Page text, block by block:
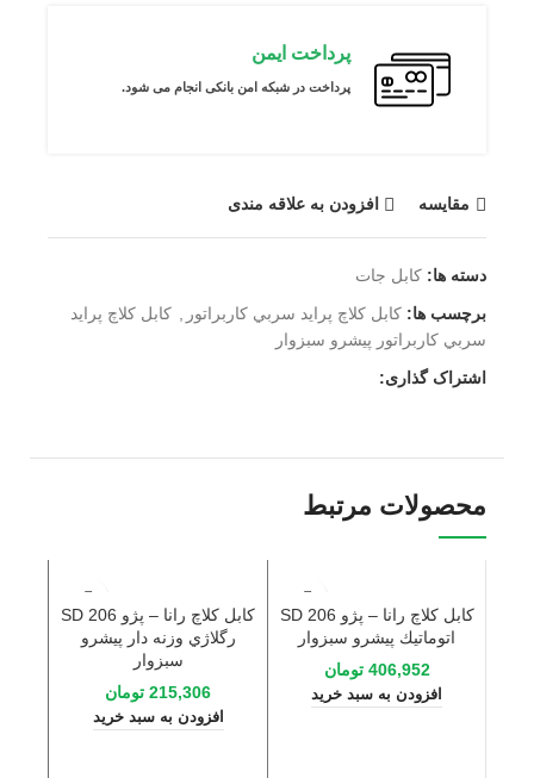
پرداخت ایمن
پرداخت در شبکه امن بانکی انجام می شود.
مقايسه افزودن به علاقه مندی
دسته ها: کابل جات
برچسب ها: كابل كلاچ پرايد سربي كاربراتور
كابل كلاچ پرايد
سربي كاربراتور پیشرو سبزوار
اشتراک گذاری:
محصولات مرتبط
كابل كلاچ رانا – پژو 206 SD
اتوماتيك پیشرو سبزوار
406,952 تومان
افزودن به سبد خرید
كابل كلاچ رانا – پژو 206 SD
رگلاژي وزنه دار پیشرو
سبزوار
215,306 تومان
افزودن به سبد خرید